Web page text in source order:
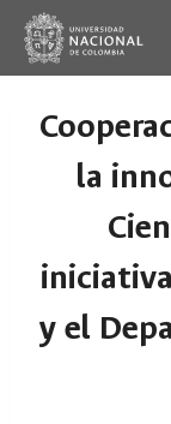
content
la
y el